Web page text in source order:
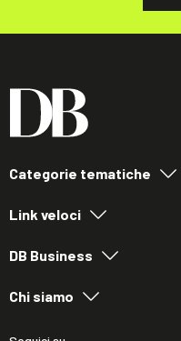
Categorie tematiche
Link veloci
DB Business
Chi siamo